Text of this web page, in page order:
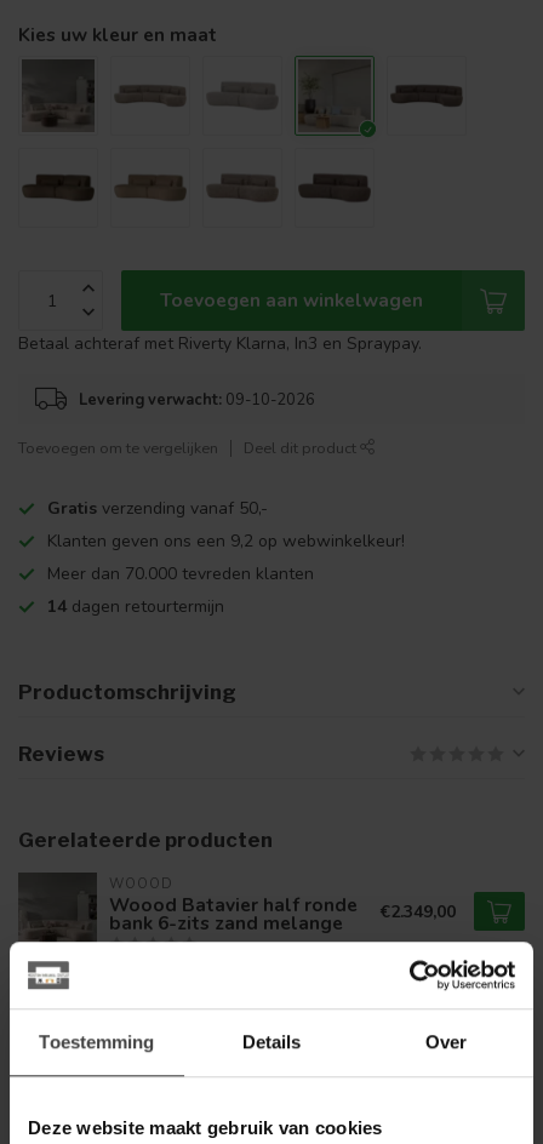
Toestemming Details Over
Deze website maakt gebruik van cookies
Kies uw kleur en maat
Toevoegen aan winkelwagen
Betaal achteraf met Riverty Klarna, In3 en Spraypay.
Levering verwacht: 09-10-2026
Toevoegen om te vergelijken Deel dit product
Gratis verzending vanaf 50,-
Klanten geven ons een 9,2 op webwinkelkeur!
Meer dan 70.000 tevreden klanten
14 dagen retourtermijn
Productomschrijving
Reviews
Gerelateerde producten
WOOOD
Woood Batavier half ronde
bank 6-zits zand melange €2.349,00
WOOOD
bank 6-zits lichtbruin
melange
€2.349,00